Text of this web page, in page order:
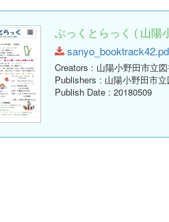
ぶっくとらっく ( 山陽
Creators : 山陽小野田市立
Publishers : 山陽小野田市
Publish Date : 20180509